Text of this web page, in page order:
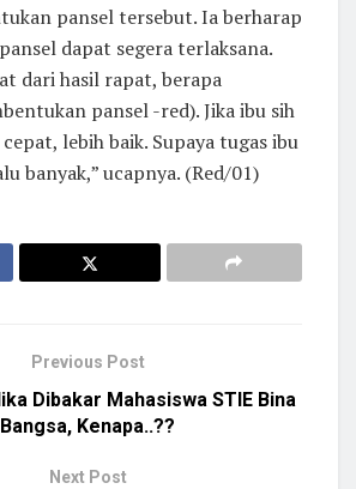
pansel tersebut. Ia berharap
dapat segera terlaksana.
dari hasil rapat, berapa
pansel -red). Jika ibu sih
lebih baik. Supaya tugas ibu
banyak,” ucapnya. (Red/01)
Previous Post
Dibakar Mahasiswa STIE Bina
Bangsa, Kenapa..??
Next Post